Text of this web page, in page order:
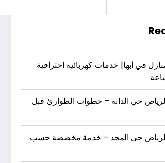
في أبها| خدمات كهربائية احترافية
حي الدانة – خطوات الطوارئ قبل
الرياض حي المجد – خدمة مخصصة حسب